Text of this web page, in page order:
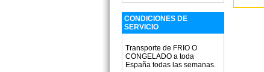
CONDICIONES DE
SERVICIO
Transporte de FRIO O
CONGELADO a toda
España todas las semanas.